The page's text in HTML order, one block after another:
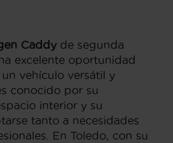
Caddy de segunda
excelente oportunidad
vehículo versátil y
conocido por su
interior y su
tanto a necesidades
En Toledo, con su